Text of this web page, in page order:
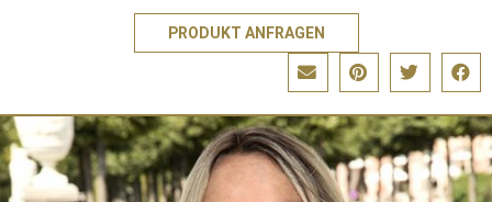
PRODUKT ANFRAGEN